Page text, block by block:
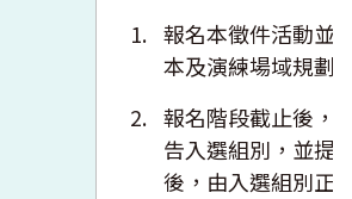
報名本徵件活動並
本及演練場域規劃
報名階段截止後，
告入選組別，並提
後，由入選組別正